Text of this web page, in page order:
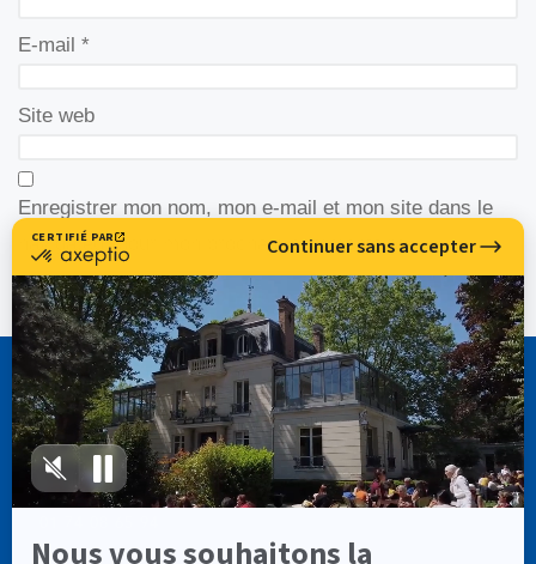
E-mail *
Site web
Enregistrer mon nom, mon e-mail et mon site dans le
navigateur pour mon prochain commentaire.
CASSIOPÉE FORMATION
info@cassiopee-formation.com